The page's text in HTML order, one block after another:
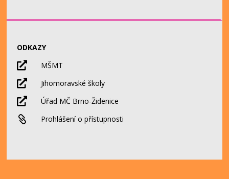
ODKAZY
 MŠMT
 Jihomoravské školy
 Úřad MČ Brno-Židenice
 Prohlášení o přístupnosti